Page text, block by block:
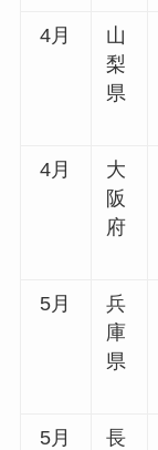
4月
山
梨
県
4月
大
阪
府
5月
兵
庫
県
5月
長